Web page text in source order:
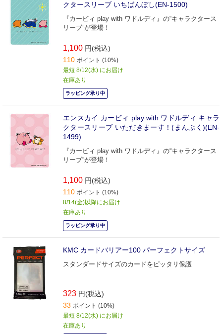
クタースリーブ いちばんぼし(EN-1500)
『カービィ play with ワドルディ』の“キャラクタース
リーブ”が登場！
1,100 円(税込)
110 ポイント (10%)
最短 8/12(水) にお届け
在庫あり
ラッピング承り中
エンスカイ カービィ play with ワドルディ キャラ
クタースリーブ いただきまーす！(まんぷく)(EN-
1499)
『カービィ play with ワドルディ』の“キャラクタース
リーブ”が登場！
1,100 円(税込)
110 ポイント (10%)
8/14(金)以降にお届け
在庫あり
ラッピング承り中
KMC カードバリアー100 パーフェクトサイズ
スタンダードサイズのカードをピッタリ保護
323 円(税込)
33 ポイント (10%)
最短 8/12(水) にお届け
在庫あり